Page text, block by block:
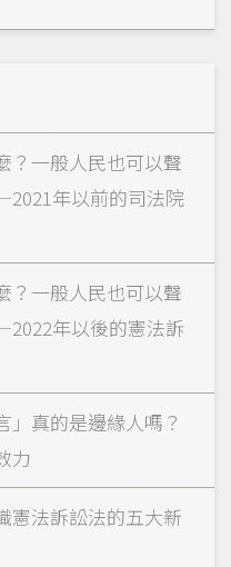
？一般人民也可以聲
年以前的司法院
？一般人民也可以聲
年以後的憲法訴
」真的是邊緣人嗎？
力
憲法訴訟法的五大新